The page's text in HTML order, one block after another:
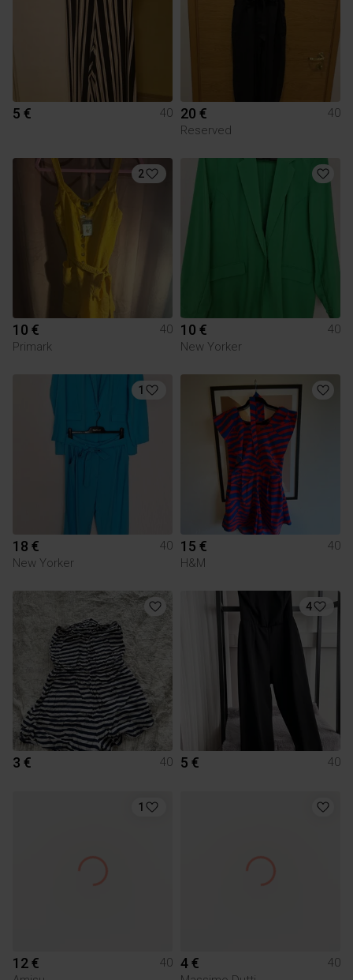
5 € 40 20 €
40
Reserved
2
10 €
40
Primark
10 €
40
New Yorker
1
18 €
40
New Yorker
15 €
40
H&M
3 € 40
4
5 € 40
1
12 €
40 4 €
40